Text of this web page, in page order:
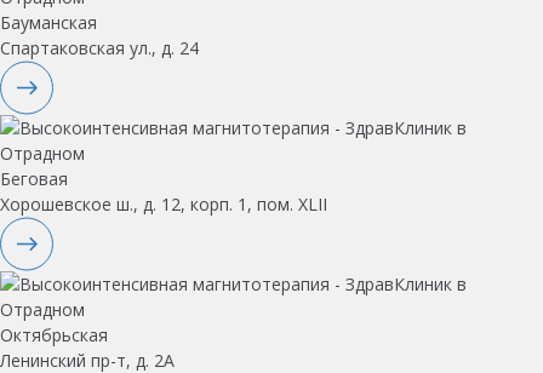
Бауманская
Спартаковская ул., д. 24
Беговая
Хорошевское ш., д. 12, корп. 1, пом. XLII
Октябрьская
Ленинский пр-т, д. 2А